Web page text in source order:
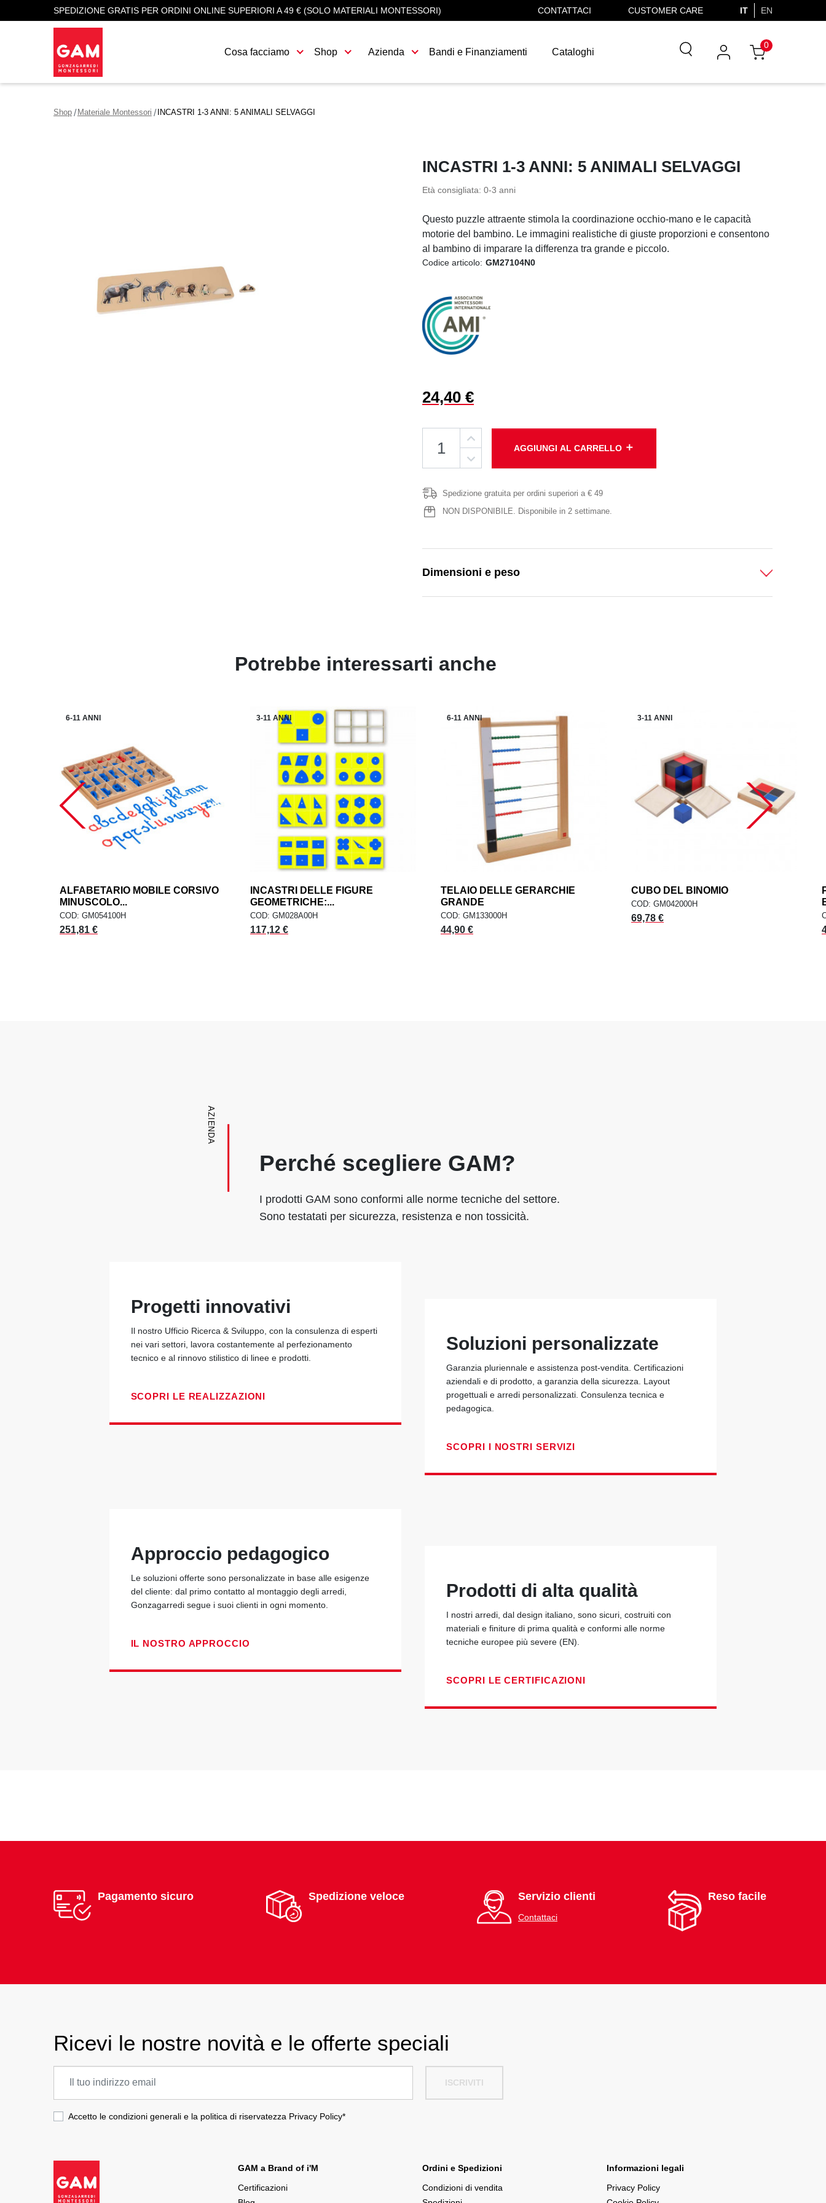
SPEDIZIONE GRATIS PER ORDINI ONLINE SUPERIORI A 49 € (SOLO MATERIALI MONTESSORI) CONTATTACI CUSTOMER CARE IT EN
Cosa facciamo Shop Azienda Bandi e Finanziamenti Cataloghi
0
Shop Materiale Montessori INCASTRI 1-3 ANNI: 5 ANIMALI SELVAGGI
INCASTRI 1-3 ANNI: 5 ANIMALI SELVAGGI
Età consigliata: 0-3 anni
Questo puzzle attraente stimola la coordinazione occhio-mano e le capacità
motorie del bambino. Le immagini realistiche di giuste proporzioni e consentono
al bambino di imparare la differenza tra grande e piccolo.
Codice articolo: GM27104N0
24,40 €
AGGIUNGI AL CARRELLO add
Spedizione gratuita per ordini superiori a € 49
NON DISPONIBILE. Disponibile in 2 settimane.
Dimensioni e peso
Potrebbe interessarti anche
6-11 ANNI
AGGIUNGI AL CARRELLOadd
ALFABETARIO MOBILE CORSIVO
MINUSCOLO...
COD: GM054100H
251,81 €
3-11 ANNI
AGGIUNGI AL CARRELLO
INCASTRI DELLE FIGURE
GEOMETRICHE:...
COD: GM028A00H
117,12 €
6-11 ANNI
AGGIUNGI AL CARRELLOadd
TELAIO DELLE GERARCHIE
GRANDE
COD: GM133000H
44,90 €
3-11 ANNI
AGGIUNGI AL CARRELLO
CUBO DEL BINOMIO
COD: GM042000H
69,78 €
AZIENDA
Perché scegliere GAM?
I prodotti GAM sono conformi alle norme tecniche del settore.
Sono testatati per sicurezza, resistenza e non tossicità.
Progetti innovativi
Il nostro Ufficio Ricerca & Sviluppo, con la consulenza di esperti
nei vari settori, lavora costantemente al perfezionamento
tecnico e al rinnovo stilistico di linee e prodotti.
SCOPRI LE REALIZZAZIONI
Soluzioni personalizzate
Garanzia pluriennale e assistenza post-vendita. Certificazioni
aziendali e di prodotto, a garanzia della sicurezza. Layout
progettuali e arredi personalizzati. Consulenza tecnica e
pedagogica.
SCOPRI I NOSTRI SERVIZI
Approccio pedagogico
Le soluzioni offerte sono personalizzate in base alle esigenze
del cliente: dal primo contatto al montaggio degli arredi,
Gonzagarredi segue i suoi clienti in ogni momento.
IL NOSTRO APPROCCIO
Prodotti di alta qualità
I nostri arredi, dal design italiano, sono sicuri, costruiti con
materiali e finiture di prima qualità e conformi alle norme
tecniche europee più severe (EN).
SCOPRI LE CERTIFICAZIONI
Pagamento sicuro Spedizione veloce Servizio clienti
Contattaci
Reso facile
Ricevi le nostre novità e le offerte speciali
ISCRIVITI
Accetto le condizioni generali e la politica di riservatezza Privacy Policy*
GAM a Brand of i'M
Certificazioni
Ordini e Spedizioni
Condizioni di vendita
Informazioni legali
Privacy Policy